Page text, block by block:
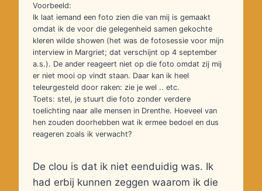
Voorbeeld:
Ik laat iemand een foto zien die van mij is gemaakt
omdat ik de voor die gelegenheid samen gekochte
kleren wilde showen (het was de fotosessie voor mijn
interview in Margriet; dat verschijnt op 4 september
a.s.). De ander reageert niet op die foto omdat zij mij
er niet mooi op vindt staan. Daar kan ik heel
teleurgesteld door raken: zie je wel .. etc.
Toets: stel, je stuurt die foto zonder verdere
toelichting naar alle mensen in Drenthe. Hoeveel van
hen zouden doorhebben wat ik ermee bedoel en dus
reageren zoals ik verwacht?
De clou is dat ik niet eenduidig was. Ik
had erbij kunnen zeggen waarom ik die